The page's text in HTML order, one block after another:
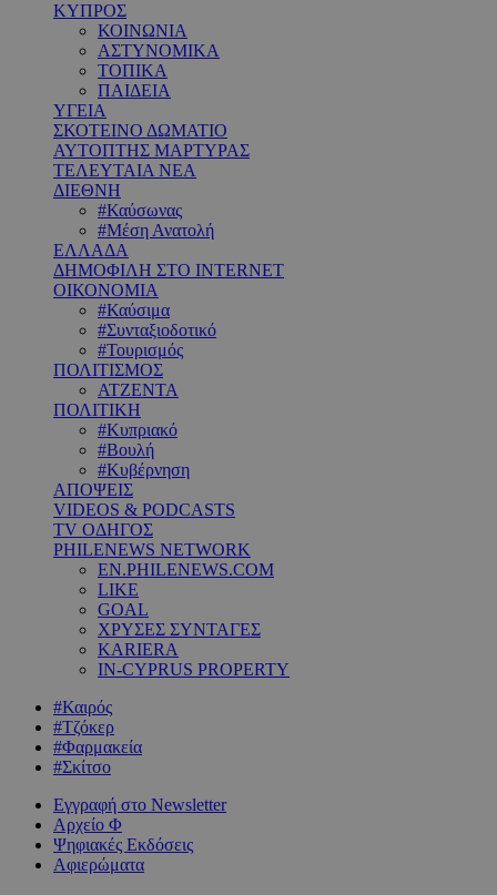
ΚΥΠΡΟΣ
ΚΟΙΝΩΝΙΑ
ΑΣΤΥΝΟΜΙΚΑ
ΤΟΠΙΚΑ
ΠΑΙΔΕΙΑ
ΥΓΕΙΑ
ΣΚΟΤΕΙΝΟ ΔΩΜΑΤΙΟ
ΑΥΤΟΠΤΗΣ ΜΑΡΤΥΡΑΣ
ΤΕΛΕΥΤΑΙΑ ΝΕΑ
ΔΙΕΘΝΗ
#Καύσωνας
#Μέση Ανατολή
ΕΛΛΑΔΑ
ΔΗΜΟΦΙΛΗ ΣΤΟ INTERNET
ΟΙΚΟΝΟΜΙΑ
#Καύσιμα
#Συνταξιοδοτικό
#Τουρισμός
ΠΟΛΙΤΙΣΜΟΣ
ΑΤΖΕΝΤΑ
ΠΟΛΙΤΙΚΗ
#Κυπριακό
#Βουλή
#Κυβέρνηση
ΑΠΟΨΕΙΣ
VIDEOS & PODCASTS
TV ΟΔΗΓΟΣ
PHILENEWS NETWORK
EN.PHILENEWS.COM
LIKE
GOAL
ΧΡΥΣΕΣ ΣΥΝΤΑΓΕΣ
KARIERA
IN-CYPRUS PROPERTY
#Καιρός
#Τζόκερ
#Φαρμακεία
#Σκίτσο
Εγγραφή στο Newsletter
Αρχείο Φ
Ψηφιακές Εκδόσεις
Αφιερώματα